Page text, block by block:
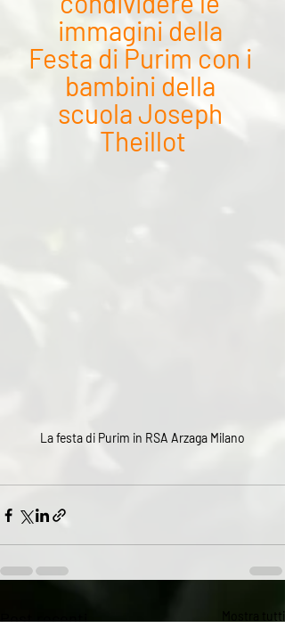
immagini della
Festa di Purim con i
bambini della
scuola Joseph
Theillot
La festa di Purim in RSA Arzaga Milano
Post recenti Mostra tutti